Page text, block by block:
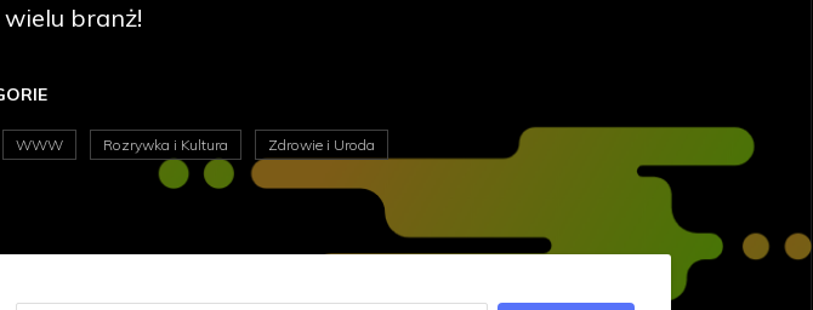
wielu branż!
WWW Rozrywka i Kultura Zdrowie i Uroda